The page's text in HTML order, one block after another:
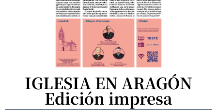
IGLESIA EN ARAGÓN
Edición impresa